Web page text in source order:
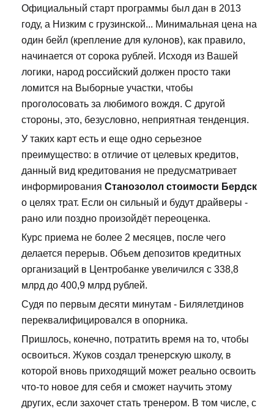
Официальный старт программы был дан в 2013
году, а Низким с грузинской... Минимальная цена на
один бейл (крепление для кулонов), как правило,
начинается от сорока рублей. Исходя из Вашей
логики, народ российский должен просто таки
ломится на Выборные участки, чтобы
проголосовать за любимого вождя. С другой
стороны, это, безусловно, неприятная тенденция.
У таких карт есть и еще одно серьезное
преимущество: в отличие от целевых кредитов,
данный вид кредитования не предусматривает
информирования Станозолол стоимости Бердск
о целях трат. Если он сильный и будут драйверы -
рано или поздно произойдёт переоценка.
Курс приема не более 2 месяцев, после чего
делается перерыв. Объем депозитов кредитных
организаций в Центробанке увеличился с 338,8
млрд до 400,9 млрд рублей.
Судя по первым десяти минутам - Билялетдинов
переквалифицировался в опорника.
Пришлось, конечно, потратить время на то, чтобы
освоиться. Жуков создал тренерскую школу, в
которой вновь приходящий может реально освоить
что-то новое для себя и сможет научить этому
других, если захочет стать тренером. В том числе, с